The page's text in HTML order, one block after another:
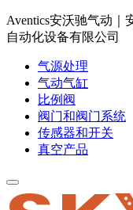
Aventics安沃驰气动｜
自动化设备有限公司
气源处理
气动气缸
比例阀
阀门和阀门系统
传感器和开关
真空产品